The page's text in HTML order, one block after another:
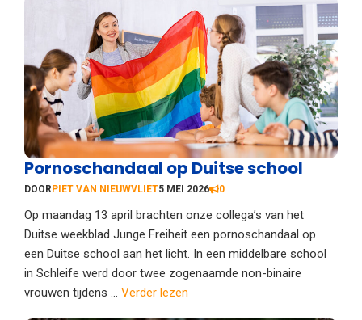
Pornoschandaal op Duitse school
DOORPIET VAN NIEUWVLIET5 MEI 2026 0
Op maandag 13 april brachten onze collega’s van het
Duitse weekblad Junge Freiheit een pornoschandaal op
een Duitse school aan het licht. In een middelbare school
in Schleife werd door twee zogenaamde non-binaire
vrouwen tijdens ... Verder lezen